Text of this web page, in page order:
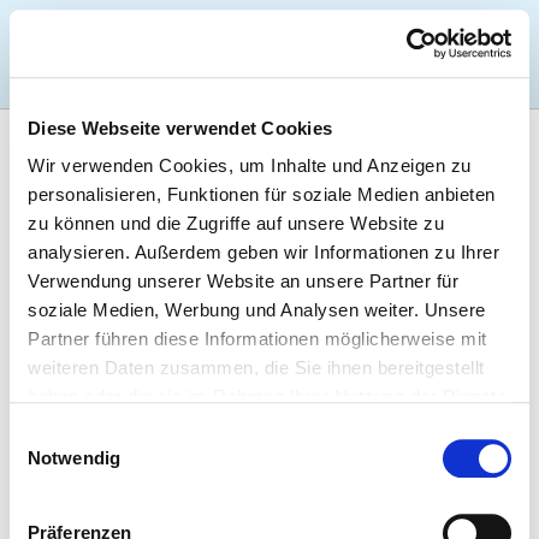
Diese Webseite verwendet Cookies
Wir verwenden Cookies, um Inhalte und Anzeigen zu
personalisieren, Funktionen für soziale Medien anbieten
zu können und die Zugriffe auf unsere Website zu
analysieren. Außerdem geben wir Informationen zu Ihrer
Verwendung unserer Website an unsere Partner für
soziale Medien, Werbung und Analysen weiter. Unsere
Partner führen diese Informationen möglicherweise mit
weiteren Daten zusammen, die Sie ihnen bereitgestellt
Notwendig
Präferenzen
Startseite der Fachabteilung
UNIVERSITÄTSKLINIKUM
SCHLESWIG-HOLSTEIN,
CAMPUS KIEL
Pflegepersonal